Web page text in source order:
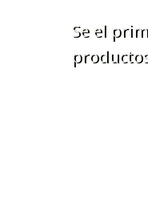
Se el